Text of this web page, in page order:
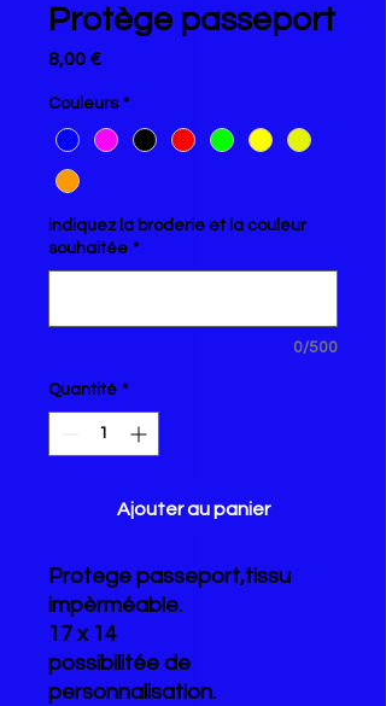
Protège passeport
8,00 €Prix
Couleurs *
indiquez la broderie et la couleur
souhaitée *
0/500
Quantité *
Ajouter au panier
Protege passeport,tissu
impèrméable.
17 x 14
possibilitée de
personnalisation.